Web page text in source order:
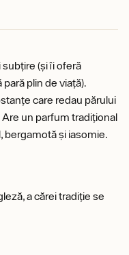
(și îi oferă
plin de viață).
care redau părului
un parfum tradițional
bergamotă și iasomie.
a cărei tradiție se